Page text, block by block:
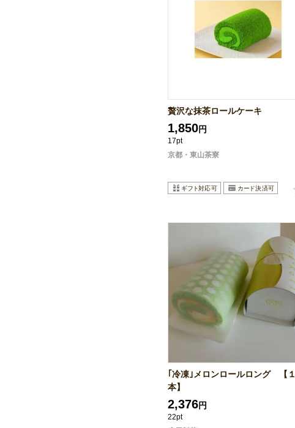
贅沢な抹茶ロールケーキ
1,850円
17pt
京都・東山茶寮
｢冷凍｣メロンロールロング 【１
本】
2,376円
22pt